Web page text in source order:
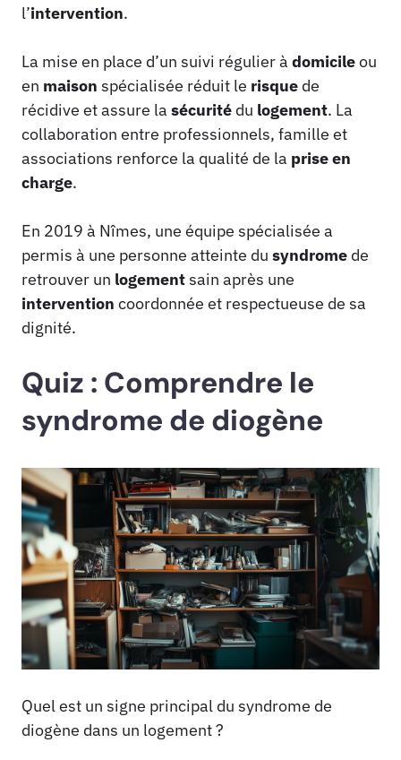
l’intervention.
La mise en place d’un suivi régulier à domicileou
en maison spécialisée réduit le risque de
récidive et assure la sécurité du logement. La
collaboration entre professionnels, famille et
associations renforce la qualité de la prise en
charge.
En 2019 à Nîmes, une équipe spécialisée a
permis à une personne atteinte du syndrome de
retrouver un logementsain après une
intervention coordonnée et respectueuse de sa
dignité.
Quiz : Comprendre le
syndrome de diogène
Quel est un signe principal du syndrome de
diogène dans un logement ?